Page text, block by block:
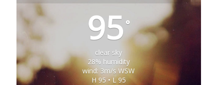
95 °
clear sky
28% humidity
wind: 3m/s WSW
H 95 • L 95